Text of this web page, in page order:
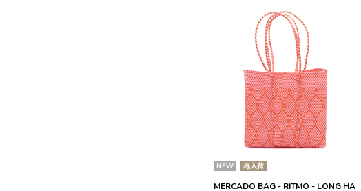
NEW 再入荷
MERCADO BAG - RITMO - LONG HA